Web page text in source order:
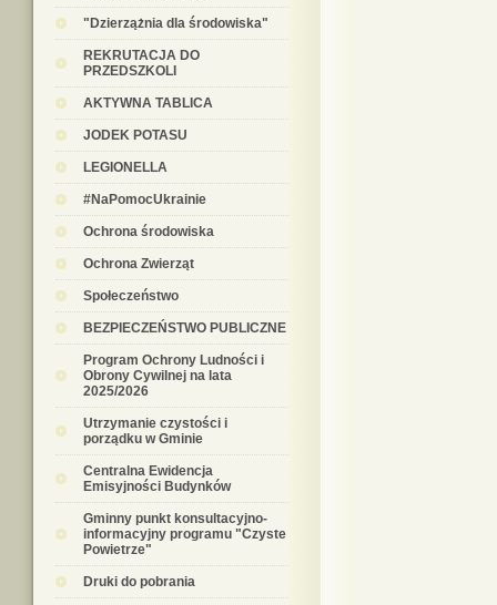
"Dzierzążnia dla środowiska"
REKRUTACJA DO
PRZEDSZKOLI
AKTYWNA TABLICA
JODEK POTASU
LEGIONELLA
#NaPomocUkrainie
Ochrona środowiska
Ochrona Zwierząt
Społeczeństwo
BEZPIECZEŃSTWO PUBLICZNE
Program Ochrony Ludności i
Obrony Cywilnej na lata
2025/2026
Utrzymanie czystości i
porządku w Gminie
Centralna Ewidencja
Emisyjności Budynków
Gminny punkt konsultacyjno-
informacyjny programu "Czyste
Powietrze"
Druki do pobrania